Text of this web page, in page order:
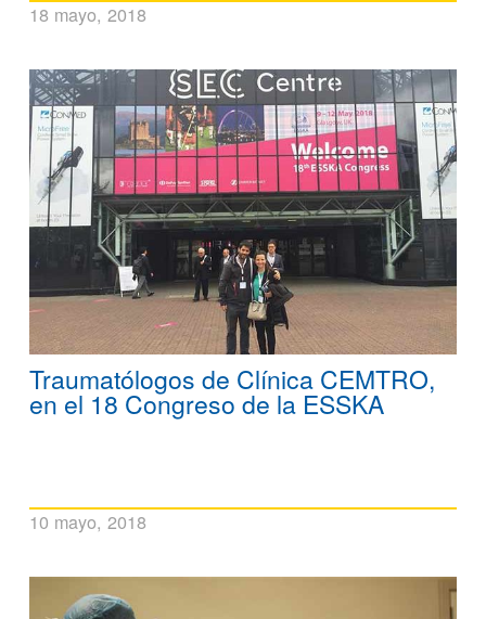
18 mayo, 2018
Traumatólogos de Clínica CEMTRO,
en el 18 Congreso de la ESSKA
10 mayo, 2018